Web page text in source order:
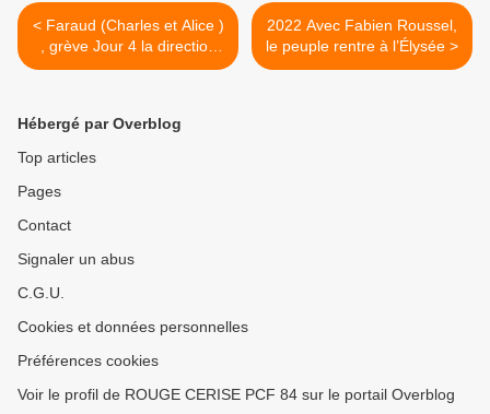
< Faraud (Charles et Alice )
, grève Jour 4 la direction
sort du bois
2022 Avec Fabien Roussel,
le peuple rentre à l’Élysée >
Hébergé par Overblog
Top articles
Pages
Contact
Signaler un abus
C.G.U.
Cookies et données personnelles
Préférences cookies
Voir le profil de ROUGE CERISE PCF 84 sur le portail Overblog